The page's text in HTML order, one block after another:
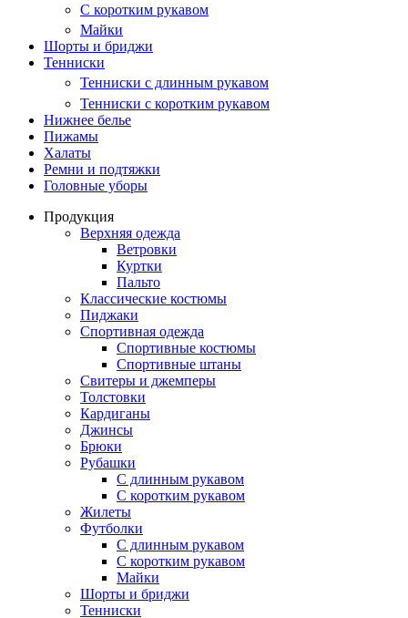
С коротким рукавом
Майки
Шорты и бриджи
Тенниски
Тенниски с длинным рукавом
Тенниски с коротким рукавом
Нижнее белье
Пижамы
Халаты
Ремни и подтяжки
Головные уборы
Продукция
Верхняя одежда
Ветровки
Куртки
Пальто
Классические костюмы
Пиджаки
Спортивная одежда
Спортивные костюмы
Спортивные штаны
Свитеры и джемперы
Толстовки
Кардиганы
Джинсы
Брюки
Рубашки
С длинным рукавом
С коротким рукавом
Жилеты
Футболки
С длинным рукавом
С коротким рукавом
Майки
Шорты и бриджи
Тенниски